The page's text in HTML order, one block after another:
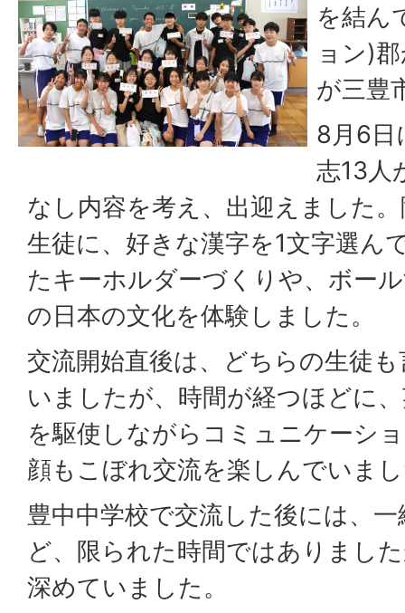
を結ん
ョン)
が三豊
8月6日
志13人
なし内容を考え、出迎えました
生徒に、好きな漢字を1文字選ん
たキーホルダーづくりや、ボー
の日本の文化を体験しました。
交流開始直後は、どちらの生徒
いましたが、時間が経つほどに
を駆使しながらコミュニケーシ
顔もこぼれ交流を楽しんでいま
豊中中学校で交流した後には、
ど、限られた時間ではありまし
深めていました。